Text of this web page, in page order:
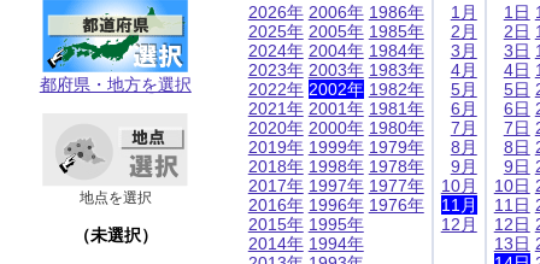
都府県・地方を選択
地点を選択
（未選択）
2026年
2025年
2024年
2023年
2022年
2021年
2020年
2019年
2018年
2017年
2016年
2015年
2014年
2006年
2005年
2004年
2003年
2002年
2001年
2000年
1999年
1998年
1997年
1996年
1995年
1994年
1986年
1985年
1984年
1983年
1982年
1981年
1980年
1979年
1978年
1977年
1976年
1月
2月
3月
4月
5月
6月
7月
8月
9月
10月
11月
12月
1日
2日
3日
4日
5日
6日
7日
8日
9日
10日
11日
12日
13日